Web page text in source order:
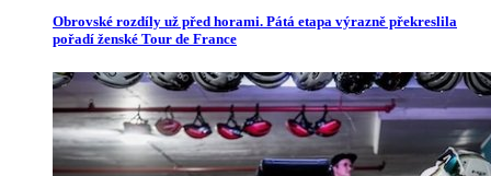
Obrovské rozdíly už před horami. Pátá etapa výrazně překreslila
pořadí ženské Tour de France